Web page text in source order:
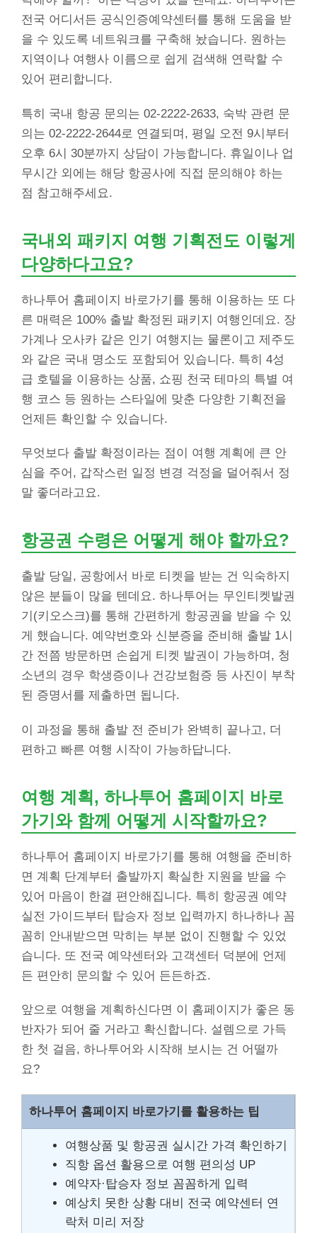
전국 어디서든 공식인증예약센터를 통해 도움을 받
을 수 있도록 네트워크를 구축해 놨습니다. 원하는
지역이나 여행사 이름으로 쉽게 검색해 연락할 수
있어 편리합니다.
특히 국내 항공 문의는 02-2222-2633, 숙박 관련 문
의는 02-2222-2644로 연결되며, 평일 오전 9시부터
오후 6시 30분까지 상담이 가능합니다. 휴일이나 업
무시간 외에는 해당 항공사에 직접 문의해야 하는
점 참고해주세요.
국내외 패키지 여행 기획전도 이렇게
다양하다고요?
하나투어 홈페이지 바로가기를 통해 이용하는 또 다
른 매력은 100% 출발 확정된 패키지 여행인데요. 장
가계나 오사카 같은 인기 여행지는 물론이고 제주도
와 같은 국내 명소도 포함되어 있습니다. 특히 4성
급 호텔을 이용하는 상품, 쇼핑 천국 테마의 특별 여
행 코스 등 원하는 스타일에 맞춘 다양한 기획전을
언제든 확인할 수 있습니다.
무엇보다 출발 확정이라는 점이 여행 계획에 큰 안
심을 주어, 갑작스런 일정 변경 걱정을 덜어줘서 정
말 좋더라고요.
항공권 수령은 어떻게 해야 할까요?
출발 당일, 공항에서 바로 티켓을 받는 건 익숙하지
않은 분들이 많을 텐데요. 하나투어는 무인티켓발권
기(키오스크)를 통해 간편하게 항공권을 받을 수 있
게 했습니다. 예약번호와 신분증을 준비해 출발 1시
간 전쯤 방문하면 손쉽게 티켓 발권이 가능하며, 청
소년의 경우 학생증이나 건강보험증 등 사진이 부착
된 증명서를 제출하면 됩니다.
이 과정을 통해 출발 전 준비가 완벽히 끝나고, 더
편하고 빠른 여행 시작이 가능하답니다.
여행 계획, 하나투어 홈페이지 바로
가기와 함께 어떻게 시작할까요?
하나투어 홈페이지 바로가기를 통해 여행을 준비하
면 계획 단계부터 출발까지 확실한 지원을 받을 수
있어 마음이 한결 편안해집니다. 특히 항공권 예약
실전 가이드부터 탑승자 정보 입력까지 하나하나 꼼
꼼히 안내받으면 막히는 부분 없이 진행할 수 있었
습니다. 또 전국 예약센터와 고객센터 덕분에 언제
든 편안히 문의할 수 있어 든든하죠.
앞으로 여행을 계획하신다면 이 홈페이지가 좋은 동
반자가 되어 줄 거라고 확신합니다. 설렘으로 가득
한 첫 걸음, 하나투어와 시작해 보시는 건 어떨까
요?
하나투어 홈페이지 바로가기를 활용하는 팁
여행상품 및 항공권 실시간 가격 확인하기
직항 옵션 활용으로 여행 편의성 UP
예약자·탑승자 정보 꼼꼼하게 입력
예상치 못한 상황 대비 전국 예약센터 연
락처 미리 저장